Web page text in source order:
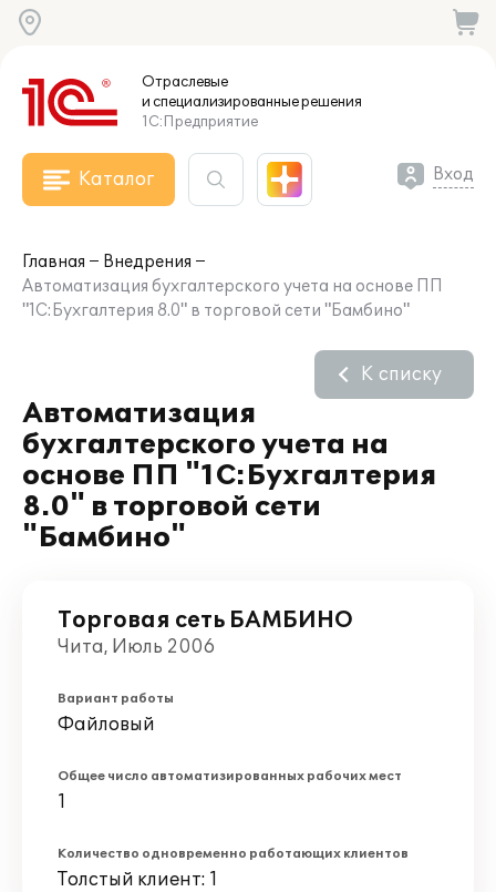
Отраслевые
и специализированныерешения
1С:Предприятие
Каталог Вход
Главная
Внедрения
Автоматизация бухгалтерского учета на основе ПП
"1С:Бухгалтерия 8.0" в торговой сети "Бамбино"
Автоматизация
бухгалтерского учета на
основе ПП "1С:Бухгалтерия
8.0" в торговой сети
"Бамбино"
К списку
Торговая сеть БАМБИНО
Чита, Июль 2006
Вариант работы
Файловый
Общее число автоматизированных рабочих мест
1
Количество одновременно работающих клиентов
Толстый клиент: 1